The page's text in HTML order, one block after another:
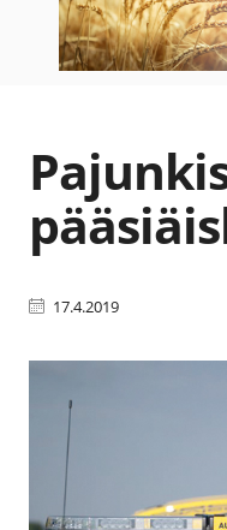
17.4.2019